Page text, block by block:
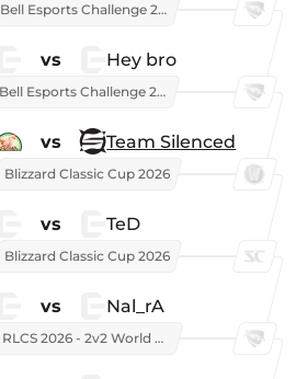
Bell Esports Challenge 2026
vs Hey bro
Bell Esports Challenge 2026
vs Team Silenced
Blizzard Classic Cup 2026
vs TeD
Blizzard Classic Cup 2026
vs Nal_rA
RLCS 2026 - 2v2 World Championship